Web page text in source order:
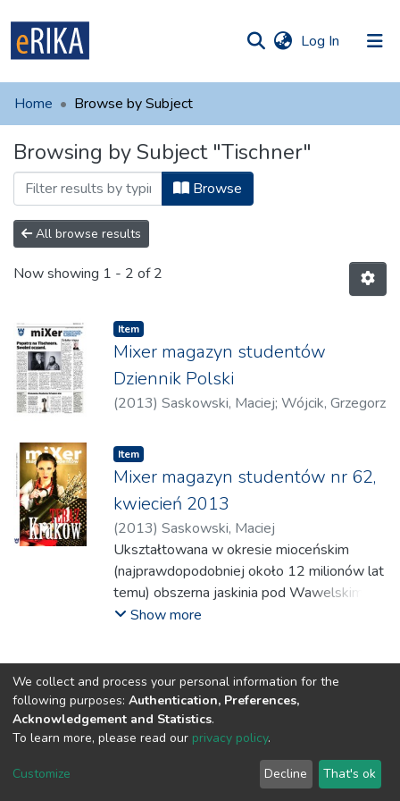
Log In (current)
UAFM
For authors
Help
Contact
Home Browse by Subject
Browsing by Subject "Tischner"
Browse
All browse results
Now showing 1 - 2 of 2
Item
Mixer magazyn studentów
Dziennik Polski
(2013) Saskowski, Maciej; Wójcik, Grzegorz
Item
Mixer magazyn studentów nr 62,
kwiecień 2013
(2013) Saskowski, Maciej
Ukształtowana w okresie mioceńskim
(najprawdopodobniej około 12 milionów lat
temu) obszerna jaskinia pod Wawelskim
Wzgórzem, jak chce
wzmianka
o wawelskim smoku pojawia się w Kronice
Polskiej krakowskiego biskupa Wincentego
Kadłubka. Zwierzę to, nazywane przez
Mistrza Wincentego „całożercą“
miało niepohamowany apetyt: „Żarłoczności
Show more
DSpace software copyright © 2002-2026 LYRASIS
Regulations
We collect and process your personal information for the
following purposes: Authentication, Preferences,
Acknowledgement and Statistics.
To learn more, please read our privacy policy.
Customize Decline That's ok